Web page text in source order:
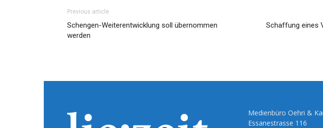
Previous article
Schengen-Weiterent­wicklung soll übernommen
werden
Schaffung eines
Medienbüro Oehri &
Essanestrasse 116